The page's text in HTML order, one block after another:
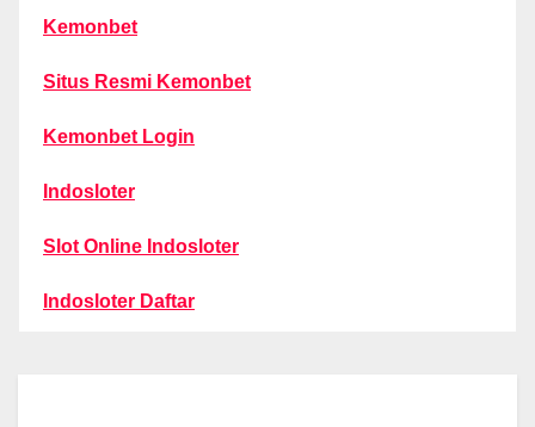
Kemonbet
Situs Resmi Kemonbet
Kemonbet Login
Indosloter
Slot Online Indosloter
Indosloter Daftar